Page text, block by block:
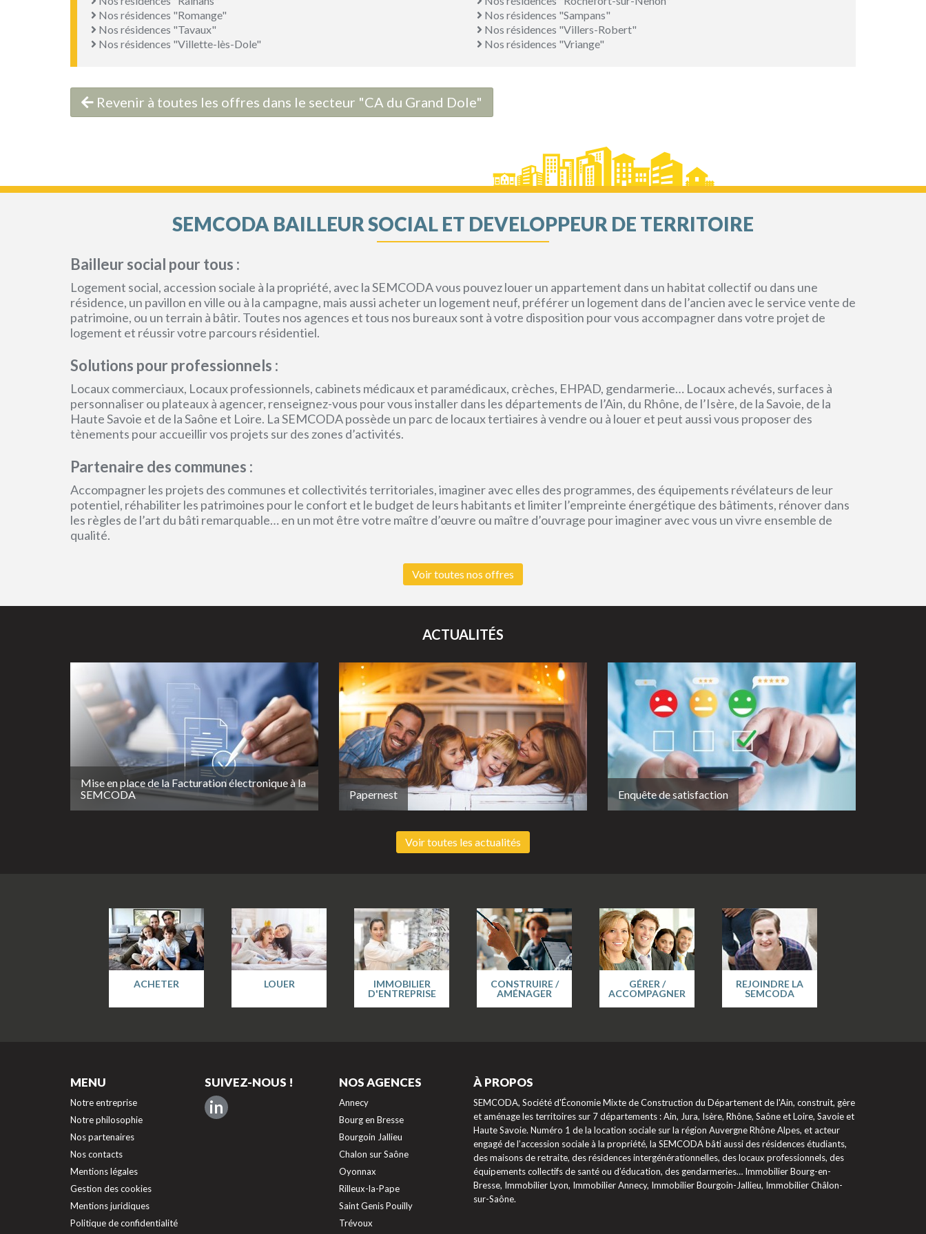
Nos résidences "Romange"
Nos résidences "Sampans"
Nos résidences "Tavaux"
Nos résidences "Villers-Robert"
Nos résidences "Villette-lès-Dole"
Nos résidences "Vriange"
Revenir à toutes les offres dans le secteur "CA du Grand Dole"
SEMCODA BAILLEUR SOCIAL ET DEVELOPPEUR DE TERRITOIRE
Bailleur social pour tous :
Logement social, accession sociale à la propriété, avec la SEMCODA vous pouvez louer un appartement dans un habitat collectif ou dans une
résidence, un pavillon en ville ou à la campagne, mais aussi acheter un logement neuf, préférer un logement dans de l’ancien avec le service vente de
patrimoine, ou un terrain à bâtir. Toutes nos agences et tous nos bureaux sont à votre disposition pour vous accompagner dans votre projet de
logement et réussir votre parcours résidentiel.
Solutions pour professionnels :
Locaux commerciaux, Locaux professionnels, cabinets médicaux et paramédicaux, crèches, EHPAD, gendarmerie… Locaux achevés, surfaces à
personnaliser ou plateaux à agencer, renseignez-vous pour vous installer dans les départements de l’Ain, du Rhône, de l’Isère, de la Savoie, de la
Haute Savoie et de la Saône et Loire. La SEMCODA possède un parc de locaux tertiaires à vendre ou à louer et peut aussi vous proposer des
tènements pour accueillir vos projets sur des zones d’activités.
Partenaire des communes :
Accompagner les projets des communes et collectivités territoriales, imaginer avec elles des programmes, des équipements révélateurs de leur
potentiel, réhabiliter les patrimoines pour le confort et le budget de leurs habitants et limiter l’empreinte énergétique des bâtiments, rénover dans
les règles de l’art du bâti remarquable… en un mot être votre maître d’œuvre ou maître d’ouvrage pour imaginer avec vous un vivre ensemble de
qualité.
Voir toutes nos offres
ACTUALITÉS
Mise en place de la Facturation électronique à la
SEMCODA
Papernest Enquête de satisfaction
Voir toutes les actualités
ACHETER LOUER
IMMOBILIER
D'ENTREPRISE
CONSTRUIRE /
AMÉNAGER
GÉRER /
ACCOMPAGNER
REJOINDRE LA
SEMCODA
MENU
Notre entreprise
Notre philosophie
Nos partenaires
Nos contacts
Mentions légales
Gestion des cookies
Mentions juridiques
Politique de confidentialité
SUIVEZ-NOUS !
in
NOS AGENCES
Annecy
Bourg en Bresse
Bourgoin Jallieu
Chalon sur Saône
Oyonnax
Rilleux-la-Pape
Saint Genis Pouilly
Trévoux
À PROPOS
SEMCODA, Société d'Économie Mixte de Construction du Département de l'Ain, construit, gère
et aménage les territoires sur 7 départements : Ain, Jura, Isère, Rhône, Saône et Loire, Savoie et
Haute Savoie. Numéro 1 de la location sociale sur la région Auvergne Rhône Alpes, et acteur
engagé de l’accession sociale à la propriété, la SEMCODA bâti aussi des résidences étudiants,
des maisons de retraite, des résidences intergénérationnelles, des locaux professionnels, des
équipements collectifs de santé ou d’éducation, des gendarmeries… Immobilier Bourg-en-
Bresse, Immobilier Lyon, Immobilier Annecy, Immobilier Bourgoin-Jallieu, Immobilier Châlon-
sur-Saône.